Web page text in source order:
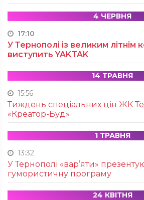
4 ЧЕРВНЯ
17:10
У Тернополі із великим літнім
виступить YAKTAK
14 ТРАВНЯ
15:56
Тиждень спеціальних цін ЖК
«Креатор-Буд»
1 ТРАВНЯ
13:32
У Тернополі «вар’яти»
гумористичну програму
24 КВІТНЯ